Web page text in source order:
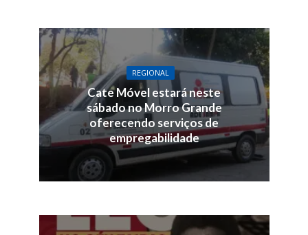
REGIONAL
Cate Móvel estará neste
sábado no Morro Grande
oferecendo serviços de
empregabilidade